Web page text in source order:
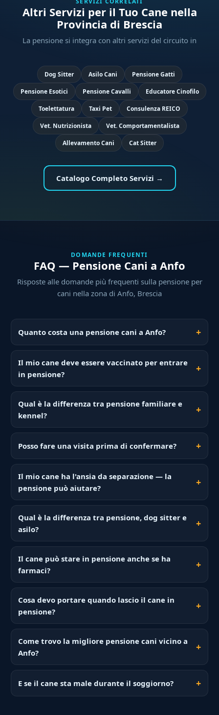
Altri Servizi per il Tuo Cane nella
Provincia di Brescia
La pensione si integra con altri servizi del circuito in
Dog Sitter Asilo Cani Pensione Gatti
Pensione Esotici Pensione Cavalli Educatore Cinofilo
Toelettatura Taxi Pet Consulenza REICO
Vet. Nutrizionista Vet. Comportamentalista
Allevamento Cani Cat Sitter
Catalogo Completo Servizi →
DOMANDE FREQUENTI
FAQ — Pensione Cani a Anfo
Risposte alle domande più frequenti sulla pensione per
cani nella zona di Anfo, Brescia
Quanto costa una pensione cani a Anfo?
Il mio cane deve essere vaccinato per entrare
in pensione?
Qual è la differenza tra pensione familiare e
kennel?
Posso fare una visita prima di confermare?
Il mio cane ha l'ansia da separazione — la
pensione può aiutare?
Qual è la differenza tra pensione, dog sitter e
asilo?
Il cane può stare in pensione anche se ha
farmaci?
Cosa devo portare quando lascio il cane in
pensione?
Come trovo la migliore pensione cani vicino a
Anfo?
E se il cane sta male durante il soggiorno?